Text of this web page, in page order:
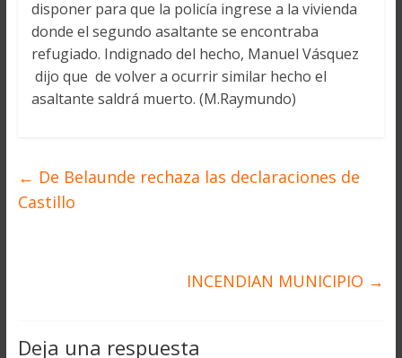
disponer para que la policía ingrese a la vivienda
donde el segundo asaltante se encontraba
refugiado. Indignado del hecho, Manuel Vásquez
dijo que de volver a ocurrir similar hecho el
asaltante saldrá muerto. (M.Raymundo)
← De Belaunde rechaza las declaraciones de
Castillo
INCENDIAN MUNICIPIO →
Deja una respuesta